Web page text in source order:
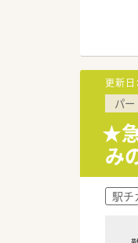
更新日：
パー
★
み
駅チ